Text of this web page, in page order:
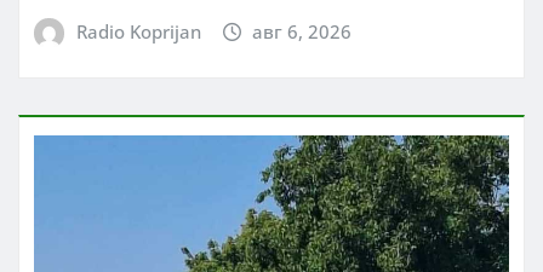
Radio Koprijan авг 6, 2026